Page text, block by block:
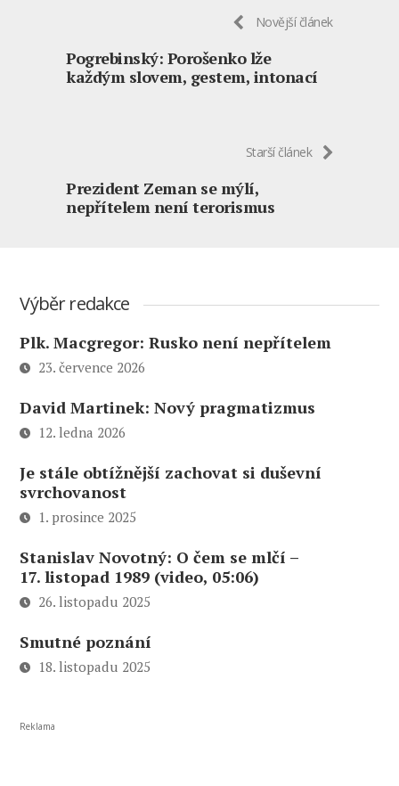
Novější článek
Pogrebinský: Porošenko lže
každým slovem, gestem, intonací
Starší článek
Prezident Zeman se mýlí,
nepřítelem není terorismus
Výběr redakce
Plk. Macgregor: Rusko není nepřítelem
23. července 2026
David Martinek: Nový pragmatizmus
12. ledna 2026
Je stále obtížnější zachovat si duševní
svrchovanost
1. prosince 2025
Stanislav Novotný: O čem se mlčí –
17. listopad 1989 (video, 05:06)
26. listopadu 2025
Smutné poznání
18. listopadu 2025
Reklama